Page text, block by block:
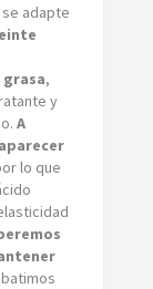
adapte
grasa,
y
A
lo que